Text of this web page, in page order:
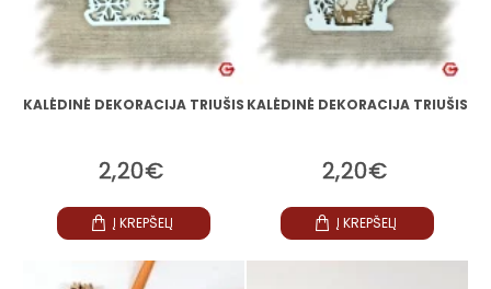
KALĖDINĖ DEKORACIJA TRIUŠIS
2,20€
Į KREPŠELĮ
KALĖDINĖ DEKORACIJA TRIUŠIS
2,20€
Į KREPŠELĮ